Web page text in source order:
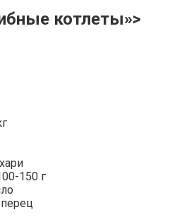
котлеты»>
150 г